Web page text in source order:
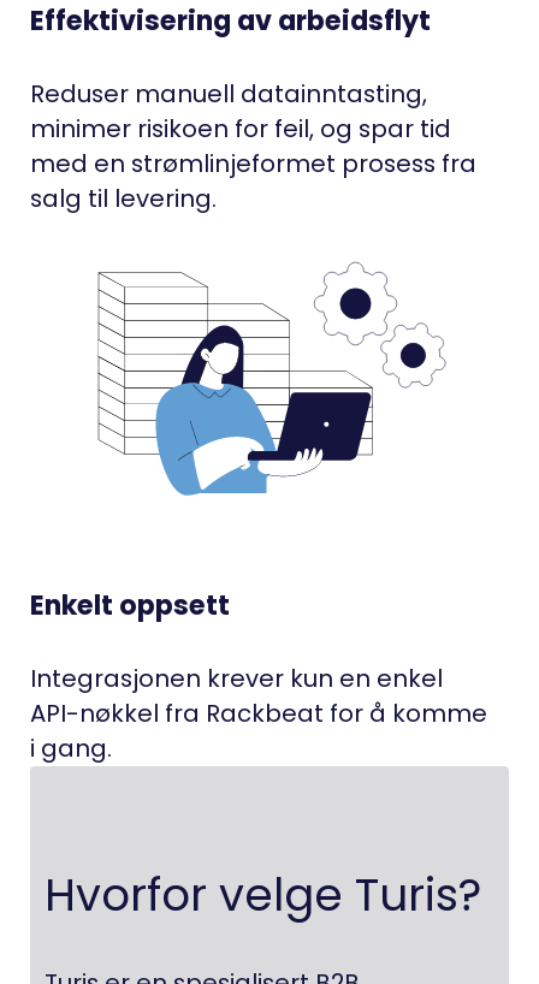
Effektivisering av arbeidsflyt
Reduser manuell datainntasting,
minimer risikoen for feil, og spar tid
med en strømlinjeformet prosess fra
salg til levering.
Enkelt oppsett
Integrasjonen krever kun en enkel
API-nøkkel fra Rackbeat for å komme
i gang.
Hvorfor velge Turis?